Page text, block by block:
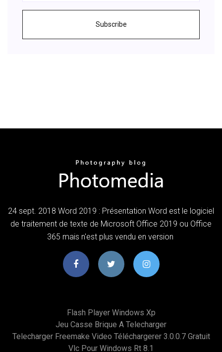
Subscribe
24 sept. 2018 Word 2019 : Présentation Word est le logiciel
de traitement de texte de Microsoft Office 2019 ou Office
365 mais n'est plus vendu en version
Flash Player Windows Xp
Jeu Casse Brique A Telecharger
Telecharger Freemake Video Téléchargerer 3.0.0.7 Gratuit
Vlc Pour Windows Rt 8.1